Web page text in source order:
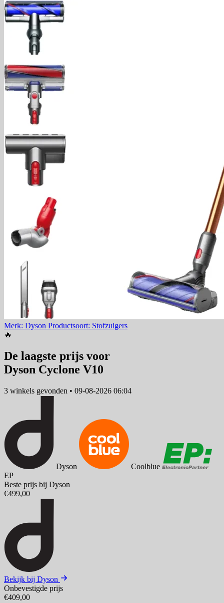
Merk: Dyson Productsoort: Stofzuigers
🔥
De laagste prijs voor
Dyson Cyclone V10
3 winkels gevonden • 09-08-2026 06:04
Dyson
Coolblue
EP
Beste prijs bij Dyson
€499,00
Bekijk bij Dyson
Onbevestigde prijs
€409,00